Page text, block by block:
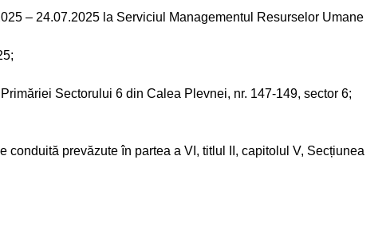
– 24.07.2025 la Serviciul Managementul Resurselor Umane
Sectorului 6 din Calea Plevnei, nr. 147-149, sector 6;
prevăzute în partea a VI, titlul II, capitolul V, Secțiunea